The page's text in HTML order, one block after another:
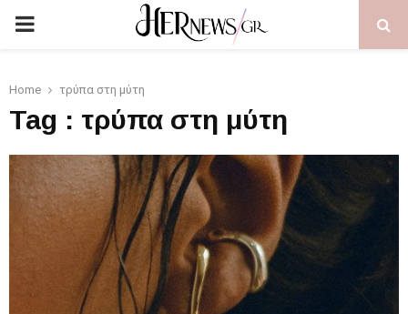
PRIMARY
Home τρύπα στη μύτη
Tag : τρύπα στη μύτη